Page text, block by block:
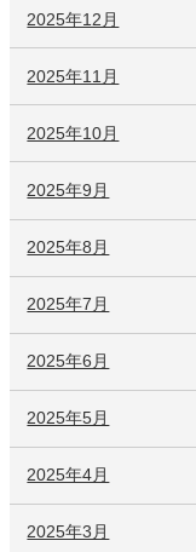
2025年12月
2025年11月
2025年10月
2025年9月
2025年8月
2025年7月
2025年6月
2025年5月
2025年4月
2025年3月